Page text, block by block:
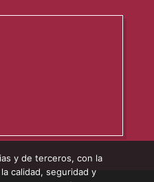
y de terceros, con la
calidad, seguridad y